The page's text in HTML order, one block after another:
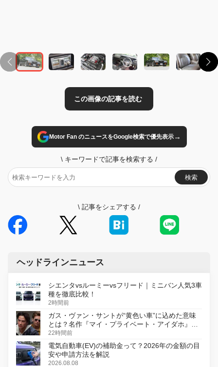
Motor Fan のニュースをGoogle検索で優先表示→
\ キーワードで記事を検索する /
検索
\ 記事をシェアする /
ヘッドラインニュース
シエンタvsルーミーvsフリード｜ミニバン人気3車
種を徹底比較！
2時間前
ガス・ヴァン・サントが“黄色い車”に込めた意味
とは？名作『マイ・プライベート・アイダホ』が
初のデジタルリマスター版で復活
22時間前
電気自動車(EV)の補助金って？2026年の金額の目
安や申請方法を解説
2026.08.08